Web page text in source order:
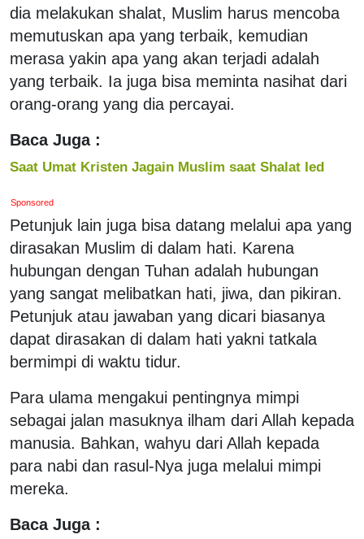
dia melakukan shalat, Muslim harus mencoba
memutuskan apa yang terbaik, kemudian
merasa yakin apa yang akan terjadi adalah
yang terbaik. Ia juga bisa meminta nasihat dari
orang-orang yang dia percayai.
Baca Juga :
Saat Umat Kristen Jagain Muslim saat Shalat Ied
Sponsored
Petunjuk lain juga bisa datang melalui apa yang
dirasakan Muslim di dalam hati. Karena
hubungan dengan Tuhan adalah hubungan
yang sangat melibatkan hati, jiwa, dan pikiran.
Petunjuk atau jawaban yang dicari biasanya
dapat dirasakan di dalam hati yakni tatkala
bermimpi di waktu tidur.
Para ulama mengakui pentingnya mimpi
sebagai jalan masuknya ilham dari Allah kepada
manusia. Bahkan, wahyu dari Allah kepada
para nabi dan rasul-Nya juga melalui mimpi
mereka.
Baca Juga :